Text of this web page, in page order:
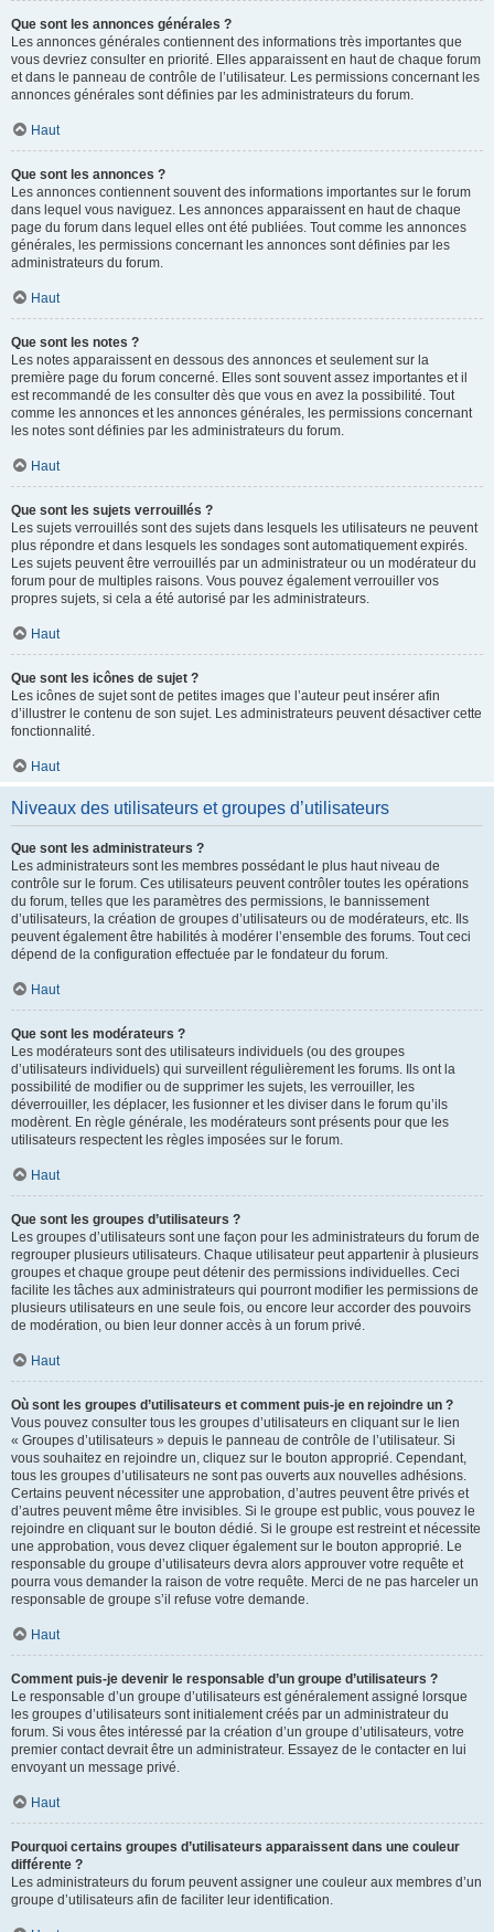
Que sont les annonces générales ?
Les annonces générales contiennent des informations très importantes que
vous devriez consulter en priorité. Elles apparaissent en haut de chaque forum
et dans le panneau de contrôle de l’utilisateur. Les permissions concernant les
annonces générales sont définies par les administrateurs du forum.
Haut
Que sont les annonces ?
Les annonces contiennent souvent des informations importantes sur le forum
dans lequel vous naviguez. Les annonces apparaissent en haut de chaque
page du forum dans lequel elles ont été publiées. Tout comme les annonces
générales, les permissions concernant les annonces sont définies par les
administrateurs du forum.
Haut
Que sont les notes ?
Les notes apparaissent en dessous des annonces et seulement sur la
première page du forum concerné. Elles sont souvent assez importantes et il
est recommandé de les consulter dès que vous en avez la possibilité. Tout
comme les annonces et les annonces générales, les permissions concernant
les notes sont définies par les administrateurs du forum.
Haut
Que sont les sujets verrouillés ?
Les sujets verrouillés sont des sujets dans lesquels les utilisateurs ne peuvent
plus répondre et dans lesquels les sondages sont automatiquement expirés.
Les sujets peuvent être verrouillés par un administrateur ou un modérateur du
forum pour de multiples raisons. Vous pouvez également verrouiller vos
propres sujets, si cela a été autorisé par les administrateurs.
Haut
Que sont les icônes de sujet ?
Les icônes de sujet sont de petites images que l’auteur peut insérer afin
d’illustrer le contenu de son sujet. Les administrateurs peuvent désactiver cette
fonctionnalité.
Haut
Niveaux des utilisateurs et groupes d’utilisateurs
Que sont les administrateurs ?
Les administrateurs sont les membres possédant le plus haut niveau de
contrôle sur le forum. Ces utilisateurs peuvent contrôler toutes les opérations
du forum, telles que les paramètres des permissions, le bannissement
d’utilisateurs, la création de groupes d’utilisateurs ou de modérateurs, etc. Ils
peuvent également être habilités à modérer l’ensemble des forums. Tout ceci
dépend de la configuration effectuée par le fondateur du forum.
Haut
Que sont les modérateurs ?
Les modérateurs sont des utilisateurs individuels (ou des groupes
d’utilisateurs individuels) qui surveillent régulièrement les forums. Ils ont la
possibilité de modifier ou de supprimer les sujets, les verrouiller, les
déverrouiller, les déplacer, les fusionner et les diviser dans le forum qu’ils
modèrent. En règle générale, les modérateurs sont présents pour que les
utilisateurs respectent les règles imposées sur le forum.
Haut
Que sont les groupes d’utilisateurs ?
Les groupes d’utilisateurs sont une façon pour les administrateurs du forum de
regrouper plusieurs utilisateurs. Chaque utilisateur peut appartenir à plusieurs
groupes et chaque groupe peut détenir des permissions individuelles. Ceci
facilite les tâches aux administrateurs qui pourront modifier les permissions de
plusieurs utilisateurs en une seule fois, ou encore leur accorder des pouvoirs
de modération, ou bien leur donner accès à un forum privé.
Haut
Où sont les groupes d’utilisateurs et comment puis-je en rejoindre un ?
Vous pouvez consulter tous les groupes d’utilisateurs en cliquant sur le lien
« Groupes d’utilisateurs » depuis le panneau de contrôle de l’utilisateur. Si
vous souhaitez en rejoindre un, cliquez sur le bouton approprié. Cependant,
tous les groupes d’utilisateurs ne sont pas ouverts aux nouvelles adhésions.
Certains peuvent nécessiter une approbation, d’autres peuvent être privés et
d’autres peuvent même être invisibles. Si le groupe est public, vous pouvez le
rejoindre en cliquant sur le bouton dédié. Si le groupe est restreint et nécessite
une approbation, vous devez cliquer également sur le bouton approprié. Le
responsable du groupe d’utilisateurs devra alors approuver votre requête et
pourra vous demander la raison de votre requête. Merci de ne pas harceler un
responsable de groupe s’il refuse votre demande.
Haut
Comment puis-je devenir le responsable d’un groupe d’utilisateurs ?
Le responsable d’un groupe d’utilisateurs est généralement assigné lorsque
les groupes d’utilisateurs sont initialement créés par un administrateur du
forum. Si vous êtes intéressé par la création d’un groupe d’utilisateurs, votre
premier contact devrait être un administrateur. Essayez de le contacter en lui
envoyant un message privé.
Haut
Pourquoi certains groupes d’utilisateurs apparaissent dans une couleur
différente ?
Les administrateurs du forum peuvent assigner une couleur aux membres d’un
groupe d’utilisateurs afin de faciliter leur identification.